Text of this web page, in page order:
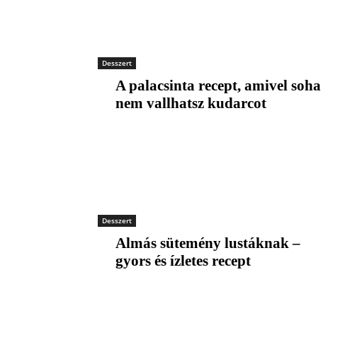
Desszert
A palacsinta recept, amivel soha
nem vallhatsz kudarcot
Desszert
Almás sütemény lustáknak –
gyors és ízletes recept